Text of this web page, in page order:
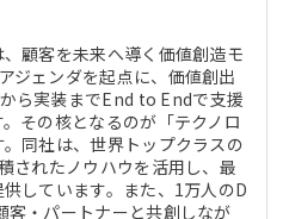
顧客を未来へ導く価値創造モ
ジェンダを起点に、価値創出
ら実装までEnd to Endで支援
その核となるのが「テクノロ
同社は、世界トップクラスの
されたノウハウを活用し、最
しています。また、1万人のD
客・パートナーと共創しなが